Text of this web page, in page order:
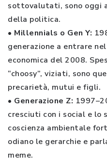
sottovalutati, sono oggi
della politica.
• Millennials o Gen Y:
generazione a entrare
economica del 2008.
“choosy”, viziati, sono
precarietà, mutui e figli.
• Generazione Z:
cresciuti con i social e lo
coscienza ambientale
odiano le gerarchie e
meme.